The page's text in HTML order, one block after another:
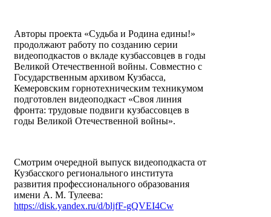
Авторы проекта «Судьба и Родина едины!»
продолжают работу по созданию серии
видеоподкастов о вкладе кузбассовцев в годы
Великой Отечественной войны. Совместно с
Государственным архивом Кузбасса,
Кемеровским горнотехническим техникумом
подготовлен видеоподкаст «Своя линия
фронта: трудовые подвиги кузбассовцев в
годы Великой Отечественной войны».
Смотрим очередной выпуск видеоподкаста от
Кузбасского регионального института
развития профессионального образования
имени А. М. Тулеева:
https://disk.yandex.ru/d/bljfF-gQVEI4Cw